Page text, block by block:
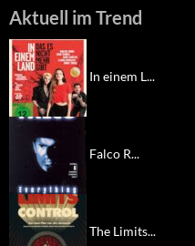
Aktuell im Trend
In einem L...
Falco R...
The Limits...